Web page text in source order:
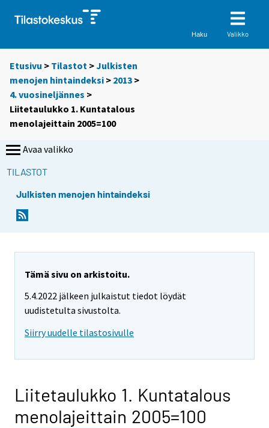
Haku Valikko
Etusivu > Tilastot >Julkisten
menojen hintaindeksi > 2013 >
4. vuosineljännes >
Liitetaulukko 1. Kuntatalous
menolajeittain 2005=100
Avaa valikko
TILASTOT
Julkisten menojen hintaindeksi
Tämä sivu on arkistoitu.
5.4.2022 jälkeen julkaistut tiedot löydät
uudistetulta sivustolta.
Siirry uudelle tilastosivulle
Liitetaulukko 1. Kuntatalous
menolajeittain 2005=100